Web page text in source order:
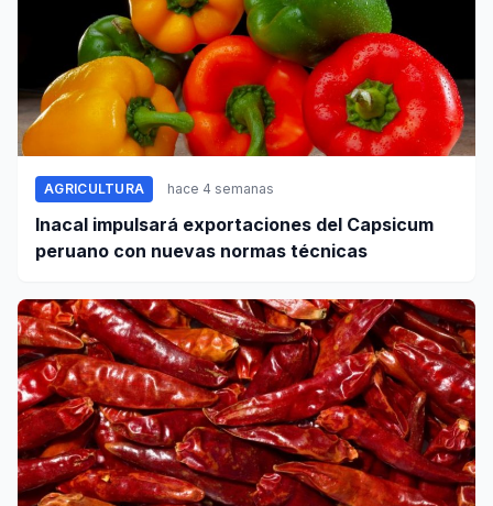
AGRICULTURA hace 4 semanas
Inacal impulsará exportaciones del Capsicum
peruano con nuevas normas técnicas